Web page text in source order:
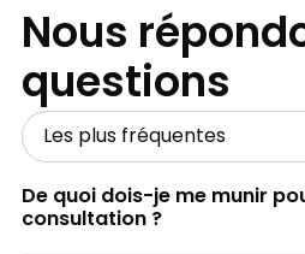
Nous
questions
De quoi dois-je me munir
consultation ?